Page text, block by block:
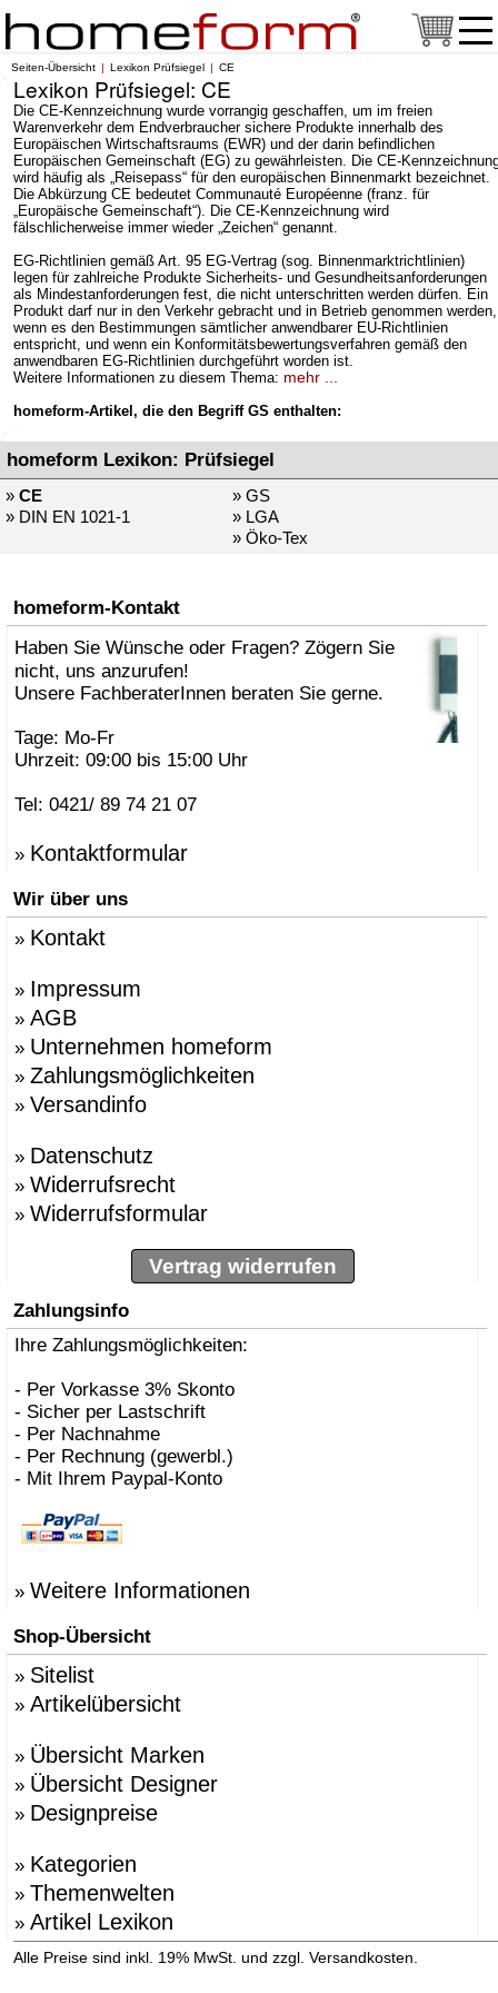
Seiten-Übersicht Lexikon Prüfsiegel CE
Lexikon Prüfsiegel: CE
Die CE-Kennzeichnung wurde vorrangig geschaffen, um im freien
Warenverkehr dem Endverbraucher sichere Produkte innerhalb des
Europäischen Wirtschaftsraums (EWR) und der darin befindlichen
Europäischen Gemeinschaft (EG) zu gewährleisten. Die CE-
wird häufig als „Reisepass“ für den europäischen Binnenmarkt bezeichnet.
Die Abkürzung CE bedeutet Communauté Européenne (franz. für
„Europäische Gemeinschaft“). Die CE-Kennzeichnung wird
fälschlicherweise immer wieder „Zeichen“ genannt.
EG-Richtlinien gemäß Art. 95 EG-Vertrag (sog. Binnenmarktrichtlinien)
legen für zahlreiche Produkte Sicherheits- und Gesundheitsanforderungen
als Mindestanforderungen fest, die nicht unterschritten werden dürfen. Ein
Produkt darf nur in den Verkehr gebracht und in Betrieb genommen werden,
wenn es den Bestimmungen sämtlicher anwendbarer EU-Richtlinien
entspricht, und wenn ein Konformitätsbewertungsverfahren gemäß den
anwendbaren EG-Richtlinien durchgeführt worden ist.
Weitere Informationen zu diesem Thema: mehr ...
homeform-Artikel, die den Begriff GS enthalten:
homeform Lexikon: Prüfsiegel
» CE
» DIN EN 1021-1
» GS
» LGA
» Öko-Tex
homeform-Kontakt
Haben Sie Wünsche oder Fragen? Zögern Sie
nicht, uns anzurufen!
Unsere FachberaterInnen beraten Sie gerne.
Tage: Mo-Fr
Uhrzeit: 09:00 bis 15:00 Uhr
Tel: 0421/ 89 74 21 07
» Kontaktformular
Wir über uns
» Kontakt
» Impressum
» AGB
» Unternehmen homeform
» Zahlungsmöglichkeiten
» Versandinfo
» Datenschutz
» Widerrufsrecht
» Widerrufsformular
Vertrag widerrufen
Zahlungsinfo
Ihre Zahlungsmöglichkeiten:
- Per Vorkasse 3% Skonto
- Sicher per Lastschrift
- Per Nachnahme
- Per Rechnung (gewerbl.)
- Mit Ihrem Paypal-Konto
» Weitere Informationen
Shop-Übersicht
» Sitelist
» Artikelübersicht
» Übersicht Marken
» Übersicht Designer
» Designpreise
» Kategorien
» Themenwelten
» Artikel Lexikon
Alle Preise sind inkl. 19% MwSt. und zzgl. Versandkosten.